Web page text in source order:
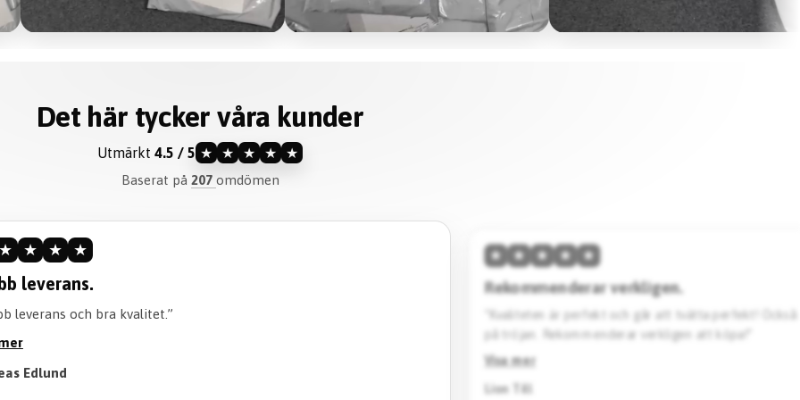
Det här tycker våra kunder
Utmärkt 4.5 / 5 ★ ★ ★ ★ ★
Baserat på 207 omdömen
★ ★ ★ ★
verkligen.
är perfekt och går att tvätta perfekt! Också en bra tid att vänta
Rekommenderar verkligen att köpa!”
★ ★ ★ ★ ★
Hög kvalitet & skön passform.
“Den här tröjan imponerar med sin höga kvalitet och
Designen är stilren. Jag köpte en svart Barcelona
Rekommenderar starkt.”